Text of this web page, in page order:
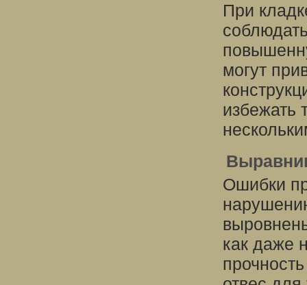
При
могут
избежать
Ошибки
как даже